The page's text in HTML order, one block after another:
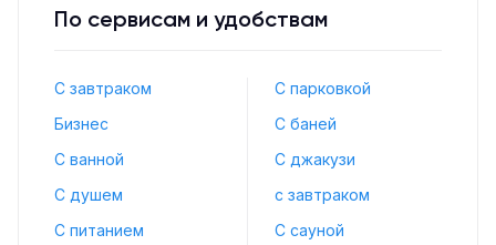
По сервисам и удобствам
С завтраком
С парковкой
Бизнес
С баней
С ванной
С джакузи
С душем
с завтраком
С питанием
С сауной